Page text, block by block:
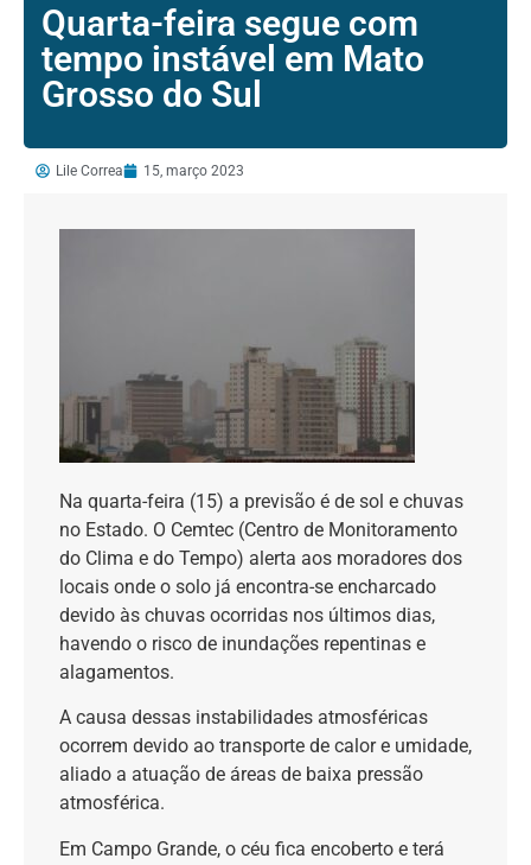
Quarta-feira segue com
tempo instável em Mato
Grosso do Sul
Lile Correa 15, março 2023
Na quarta-feira (15) a previsão é de sol e chuvas
no Estado. O Cemtec (Centro de Monitoramento
do Clima e do Tempo) alerta aos moradores dos
locais onde o solo já encontra-se encharcado
devido às chuvas ocorridas nos últimos dias,
havendo o risco de inundações repentinas e
alagamentos.
A causa dessas instabilidades atmosféricas
ocorrem devido ao transporte de calor e umidade,
aliado a atuação de áreas de baixa pressão
atmosférica.
Em Campo Grande, o céu fica encoberto e terá